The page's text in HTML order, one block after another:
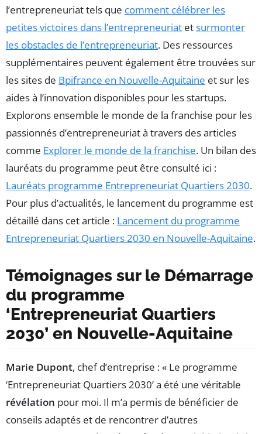
l’entrepreneuriat tels que comment célébrer les
petites victoires dans l’entrepreneuriat etsurmonter
les obstacles de l’entrepreneuriat. Des ressources
supplémentaires peuvent également être trouvées sur
les sites de Bpifrance en Nouvelle-Aquitaine et sur les
aides à l’innovation disponibles pour les startups.
Explorons ensemble le monde de la franchise pour les
passionnés d’entrepreneuriat à travers des articles
comme Explorer le monde de la franchise. Un bilan des
lauréats du programme peut être consulté ici :
Lauréats programme Entrepreneuriat Quartiers 2030.
Pour plus d’actualités, le lancement du programme est
détaillé dans cet article : Lancement du programme
Entrepreneuriat Quartiers 2030 en Nouvelle-Aquitaine.
Témoignages sur le Démarrage
du programme
‘Entrepreneuriat Quartiers
2030’ en Nouvelle-Aquitaine
Marie Dupont, chef d’entreprise : « Le programme
‘Entrepreneuriat Quartiers 2030’ a été une véritable
révélation pour moi. Il m’a permis de bénéficier de
conseils adaptés et de rencontrer d’autres